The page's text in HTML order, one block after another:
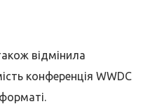
відмінила
конференція WWDC